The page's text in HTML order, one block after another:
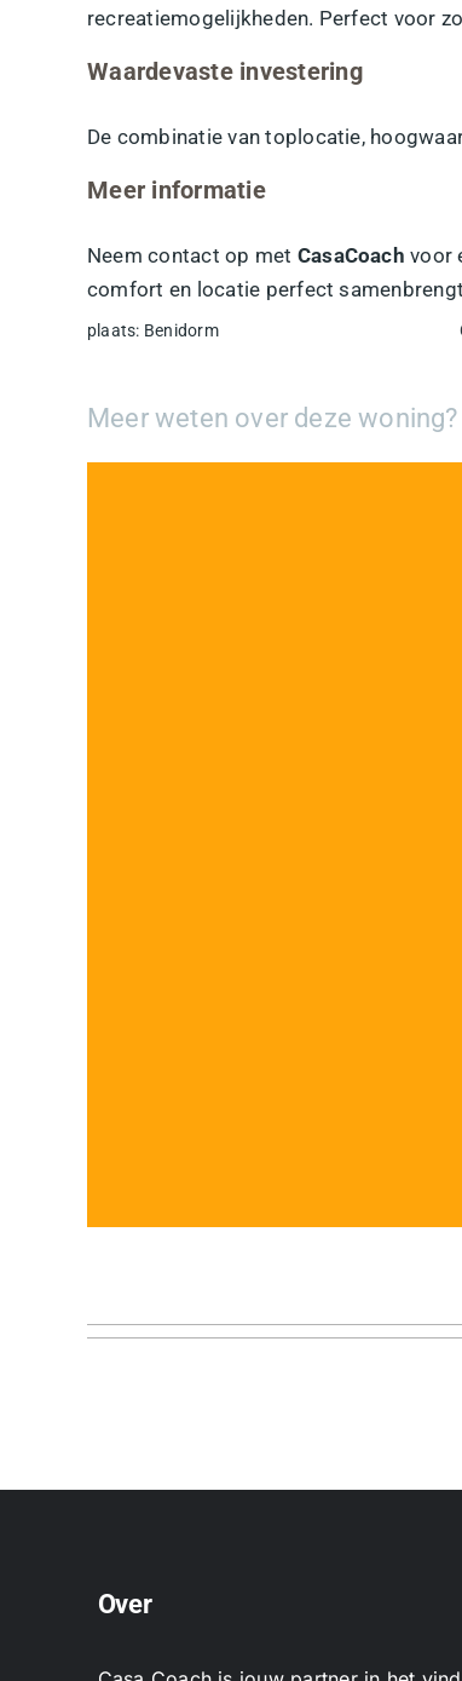
recreatiemogelijkheden. Perfect voor
Waardevaste investering
De combinatie van toplocatie,
Meer informatie
Neem contact op met CasaCoach voor
comfort en locatie perfect
plaats: Benidorm
Meer weten over deze woning?
Over